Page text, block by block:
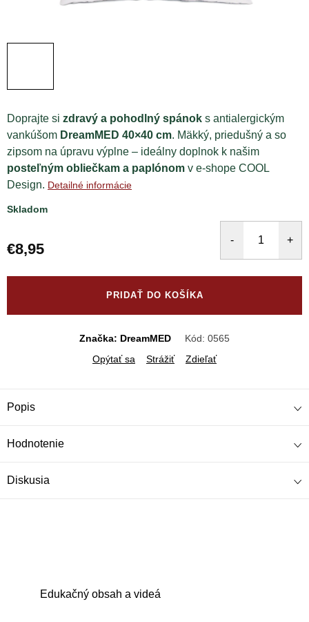
Doprajte si zdravý a pohodlný spánok s antialergickým
vankúšom DreamMED 40×40 cm. Mäkký, priedušný a so
zipsom na úpravu výplne – ideálny doplnok k našim
posteľným obliečkam a paplónom v e-shope COOL
Design. Detailné informácie
Skladom
€8,95
PRIDAŤ DO KOŠÍKA
Značka: DreamMED Kód: 0565
Opýtať sa
Strážiť Zdieľať
Popis
Hodnotenie
Diskusia
Edukačný obsah a videá